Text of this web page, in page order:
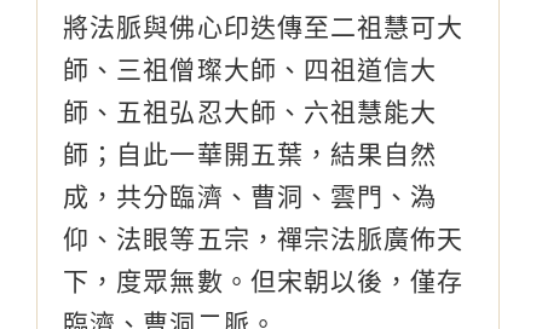
將法脈與佛心印迭傳至二祖慧可大
師、三祖僧璨大師、四祖道信大
師、五祖弘忍大師、六祖慧能大
師；自此一華開五葉，結果自然
成，共分臨濟、曹洞、雲門、溈
仰、法眼等五宗，禪宗法脈廣佈天
下，度眾無數。但宋朝以後，僅存
臨濟、曹洞二脈。